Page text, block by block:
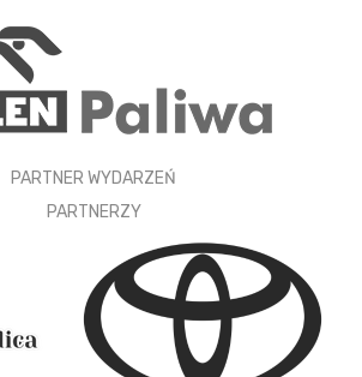
PARTNER WYDARZEŃ
PARTNERZY